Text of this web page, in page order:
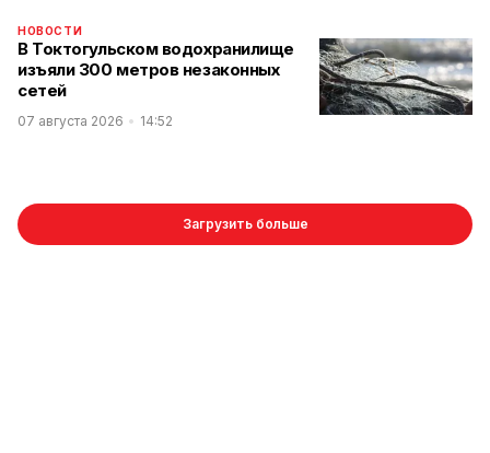
НОВОСТИ
В Токтогульском водохранилище
изъяли 300 метров незаконных
сетей
07 августа 2026 14:52
Загрузить больше